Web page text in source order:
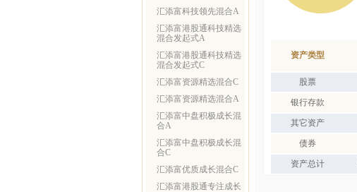
汇添富科技领先混合A
汇添富港股通科技精选
混合发起式A
汇添富港股通科技精选
混合发起式C
汇添富资源精选混合C
汇添富资源精选混合A
汇添富中盘积极成长混
合A
汇添富中盘积极成长混
合C
汇添富优质成长混合C
汇添富港股通专注成长
资产类型
股票
银行存款
其它资产
债券
资产总计